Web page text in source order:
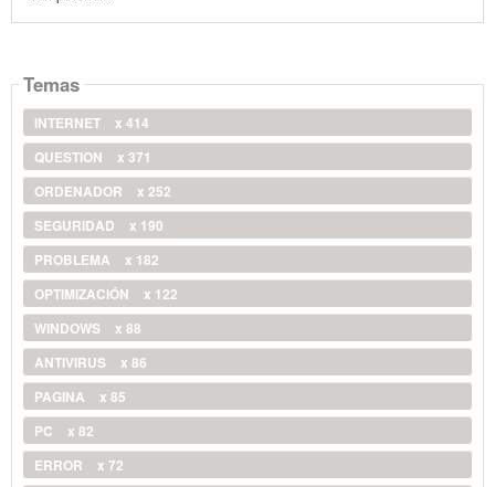
Temas
INTERNET
x 414
QUESTION
x 371
ORDENADOR
x 252
SEGURIDAD
x 190
PROBLEMA
x 182
OPTIMIZACIÓN
x 122
WINDOWS
x 88
ANTIVIRUS
x 86
PAGINA
x 85
PC
x 82
ERROR
x 72